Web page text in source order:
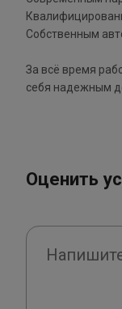
Собственным
За всё время
себя надежным
Оценить